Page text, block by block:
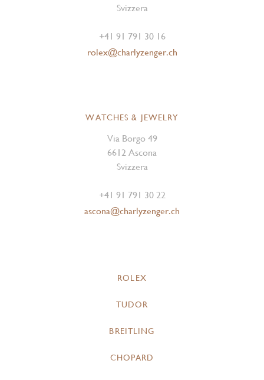
Svizzera
+41 91 791 30 16
rolex@charlyzenger.ch
WATCHES & JEWELRY
Via Borgo 49
6612 Ascona
Svizzera
+41 91 791 30 22
ascona@charlyzenger.ch
ROLEX
TUDOR
BREITLING
CHOPARD